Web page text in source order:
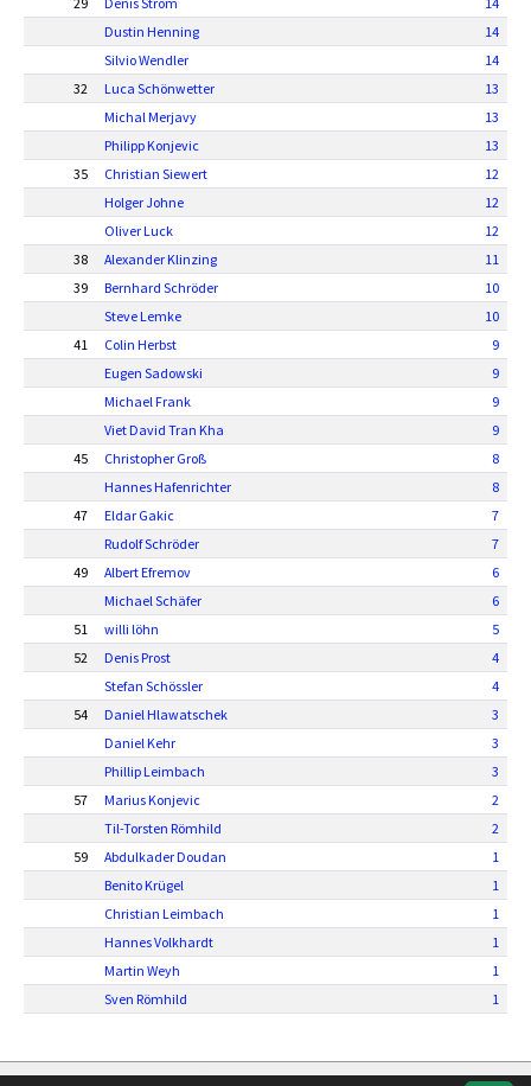
Dustin Henning
14
Silvio Wendler
14
32
Luca Schönwetter
13
Michal Merjavy
13
Philipp Konjevic
13
35
Christian Siewert
12
Holger Johne
12
Oliver Luck
12
38
Alexander Klinzing
11
39
Bernhard Schröder
10
Steve Lemke
10
41
Colin Herbst
9
Eugen Sadowski
9
Michael Frank
9
Viet David Tran Kha
9
45
Christopher Groß
8
Hannes Hafenrichter
8
47
Eldar Gakic
7
Rudolf Schröder
7
49
Albert Efremov
6
Michael Schäfer
6
51
willi löhn
5
52
Denis Prost
4
Stefan Schössler
4
54
Daniel Hlawatschek
3
Daniel Kehr
3
Phillip Leimbach
3
57
Marius Konjevic
2
Til-Torsten Römhild
2
59
Abdulkader Doudan
1
Benito Krügel
1
Christian Leimbach
1
Hannes Volkhardt
1
Martin Weyh
1
Sven Römhild
1
soccero.de